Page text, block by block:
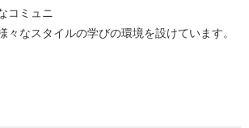
コミュニ
々なスタイルの学びの環境を設けています。